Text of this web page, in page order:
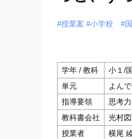
#授業案 #小学校 #
学年 / 教科
小１/
単元
よん
指導要領
思考
教科書会社
光村
授業者
横尾